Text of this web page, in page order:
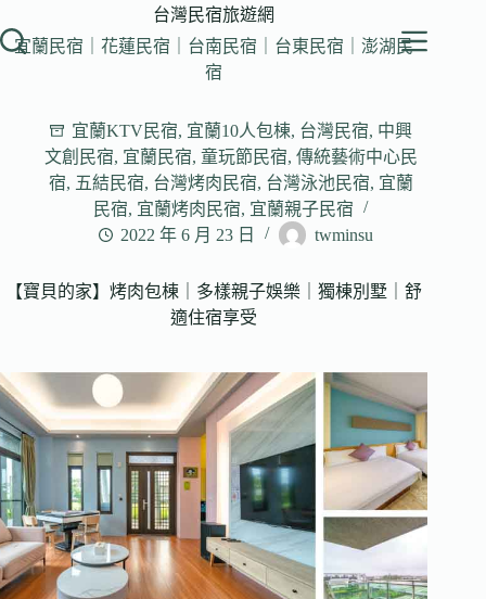
至
台灣民宿旅遊網
宜蘭民宿｜花蓮民宿｜台南民宿｜台東民宿｜澎湖民
宿
宜蘭KTV民宿, 宜蘭10人包棟, 台灣民宿, 中興
文創民宿, 宜蘭民宿, 童玩節民宿, 傳統藝術中心民
宿, 五結民宿, 台灣烤肉民宿, 台灣泳池民宿, 宜蘭
民宿, 宜蘭烤肉民宿, 宜蘭親子民宿
2022 年 6 月 23 日
twminsu
【寶貝的家】烤肉包棟｜多樣親子娛樂｜獨棟別墅｜舒
適住宿享受